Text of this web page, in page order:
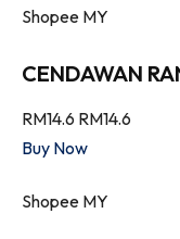
Shopee MY
CENDAWAN
RM14.6 RM14.6
Buy Now
Shopee MY